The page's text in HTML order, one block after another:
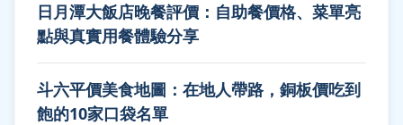
日月潭大飯店晚餐評價：自助餐價格、菜單亮
點與真實用餐體驗分享
斗六平價美食地圖：在地人帶路，銅板價吃到
飽的10家口袋名單